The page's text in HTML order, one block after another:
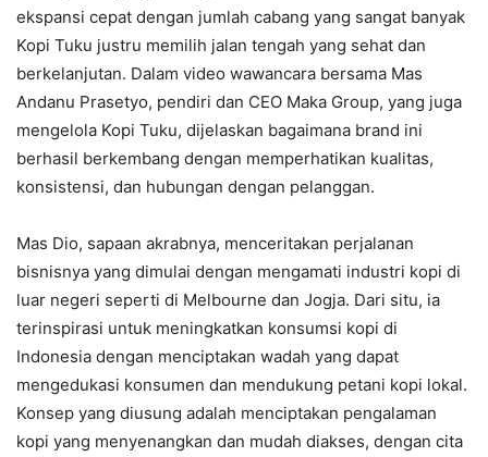
ekspansi cepat dengan jumlah cabang yang sangat banyak
Kopi Tuku justru memilih jalan tengah yang sehat dan
berkelanjutan. Dalam video wawancara bersama Mas
Andanu Prasetyo, pendiri dan CEO Maka Group, yang juga
mengelola Kopi Tuku, dijelaskan bagaimana brand ini
berhasil berkembang dengan memperhatikan kualitas,
konsistensi, dan hubungan dengan pelanggan.
Mas Dio, sapaan akrabnya, menceritakan perjalanan
bisnisnya yang dimulai dengan mengamati industri kopi di
luar negeri seperti di Melbourne dan Jogja. Dari situ, ia
terinspirasi untuk meningkatkan konsumsi kopi di
Indonesia dengan menciptakan wadah yang dapat
mengedukasi konsumen dan mendukung petani kopi lokal.
Konsep yang diusung adalah menciptakan pengalaman
kopi yang menyenangkan dan mudah diakses, dengan cita